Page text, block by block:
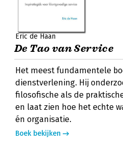
Eric de Haan
De Tao van Service
Het meest fundamentele
dienstverlening. Hij
filosofische als de
en laat zien hoe het echte
én organisatie.
Boek bekijken